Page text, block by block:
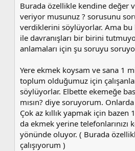
Burada özellikle kendine değer
veriyor musunuz ? sorusunu
verdiklerini söylüyorlar. Ama bu
ile davranışları bir birini
anlamaları için şu soruyu
Yere ekmek koysam ve sana 1
toplum olduğumuz için
söylüyorlar. Elbette ekemeğe
mısın? diye soruyorum.
Çok az kıllık yapmak için
da ekmek yerine telefonlarınızı
yönünde oluyor. ( Burada
çalışıyorum )